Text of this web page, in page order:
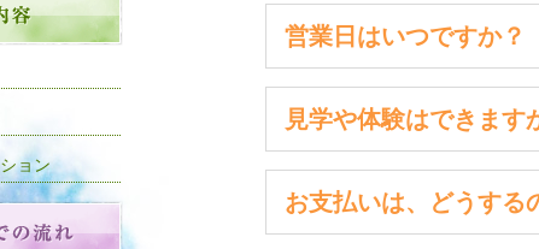
デイサービスとは、在宅での介
度を高く維持していかれるよ
営業日はいつですか？
月曜日から金曜日の8：30～17
見学や体験はできます
前もって日時のご予約いただく
また、お食事代（500円）のみ
お支払いは、どうする
ョン